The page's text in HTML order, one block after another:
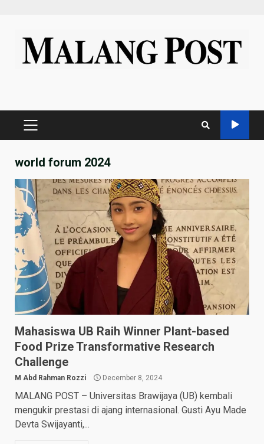
content
PRIMARY
world forum 2024
Mahasiswa UB Raih Winner Plant-based
Food Prize Transformative Research
Challenge
M Abd Rahman Rozzi December 8, 2024
MALANG POST – Universitas Brawijaya (UB) kembali
mengukir prestasi di ajang internasional. Gusti Ayu Made
Devta Swijayanti,...